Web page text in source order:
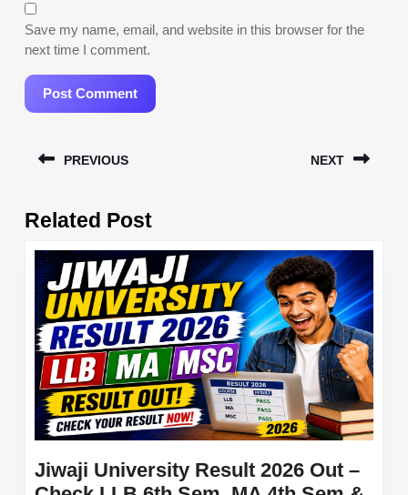
Save my name, email, and website in this browser for the
next time I comment.
navigation
PREVIOUS
post:
NEXT
Related Post
Jiwaji University Result 2026 Out –